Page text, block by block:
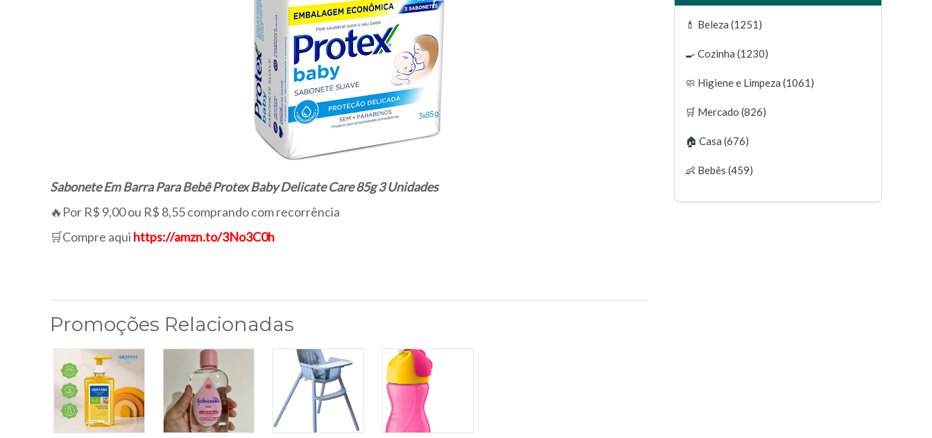
Sabonete Em Barra Para Bebê Protex Baby Delicate Care 85g 3 Unidades
🔥Por R$ 9,00 ou R$ 8,55 comprando com recorrência
🛒Compre aqui https://amzn.to/3No3C0h
Promoções Relacionadas
💄 Beleza (1251)
🍳 Cozinha (1230)
🧼 Higiene e Limpeza (1061)
🛒 Mercado (826)
🏠 Casa (676)
👶 Bebês (459)